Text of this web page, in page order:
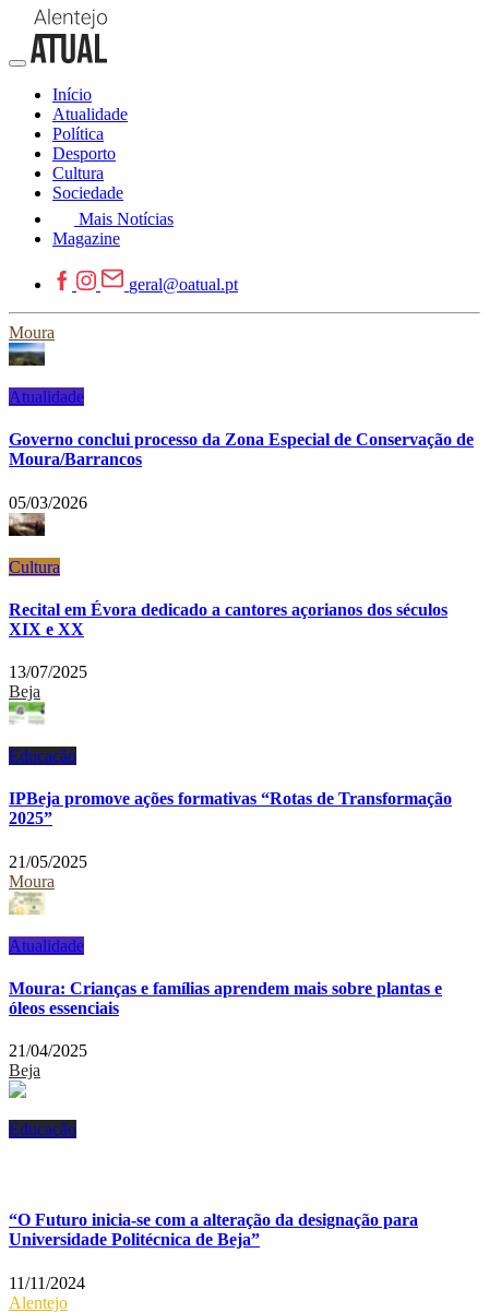
Início
Atualidade
Política
Desporto
Cultura
Sociedade
Mais Notícias
Magazine
geral@oatual.pt
Moura
Atualidade
Governo conclui processo da Zona Especial de Conservação de
Moura/Barrancos
05/03/2026
Cultura
Recital em Évora dedicado a cantores açorianos dos séculos
XIX e XX
13/07/2025
Beja
Educação
IPBeja promove ações formativas “Rotas de Transformação
2025”
21/05/2025
Moura
Atualidade
Moura: Crianças e famílias aprendem mais sobre plantas e
óleos essenciais
21/04/2025
Beja
Educação
“O Futuro inicia-se com a alteração da designação para
Universidade Politécnica de Beja”
11/11/2024
Alentejo